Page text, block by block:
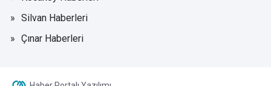
Silvan Haberleri
Çınar Haberleri